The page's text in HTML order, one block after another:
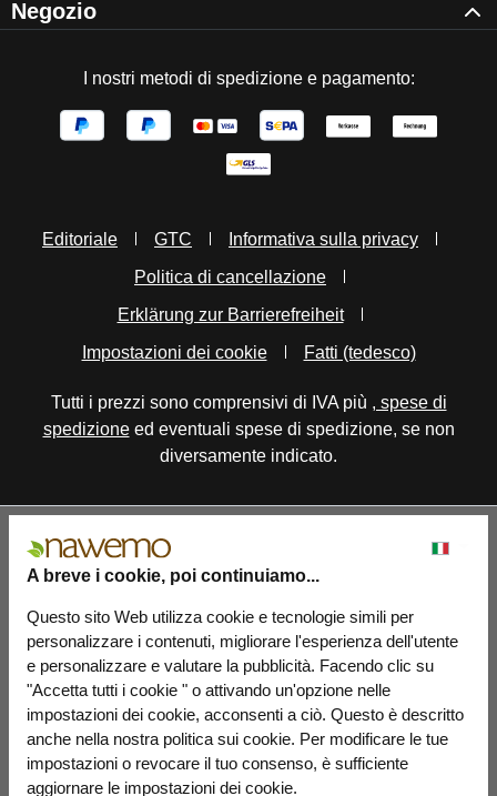
A breve i cookie, poi continuiamo...
Questo sito Web utilizza cookie e tecnologie simili per
personalizzare i contenuti, migliorare l'esperienza dell'utente
e personalizzare e valutare la pubblicità. Facendo clic su
"Accetta tutti i cookie " o attivando un'opzione nelle
impostazioni dei cookie, acconsenti a ciò. Questo è descritto
anche nella nostra politica sui cookie. Per modificare le tue
impostazioni o revocare il tuo consenso, è sufficiente
aggiornare le impostazioni dei cookie.
Negozio
I nostri metodi di spedizione e pagamento:
Editoriale GTC
Informativa sulla privacy
Politica di cancellazione
Erklärung zur Barrierefreiheit
Impostazioni dei cookie
Fatti (tedesco)
Tutti i prezzi sono comprensivi di IVA più , spese di
spedizioneed eventuali spese di spedizione, se non
diversamente indicato.